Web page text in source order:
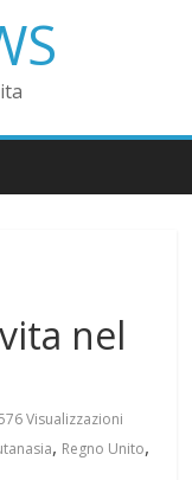
nel
Visualizzazioni
, Regno Unito,